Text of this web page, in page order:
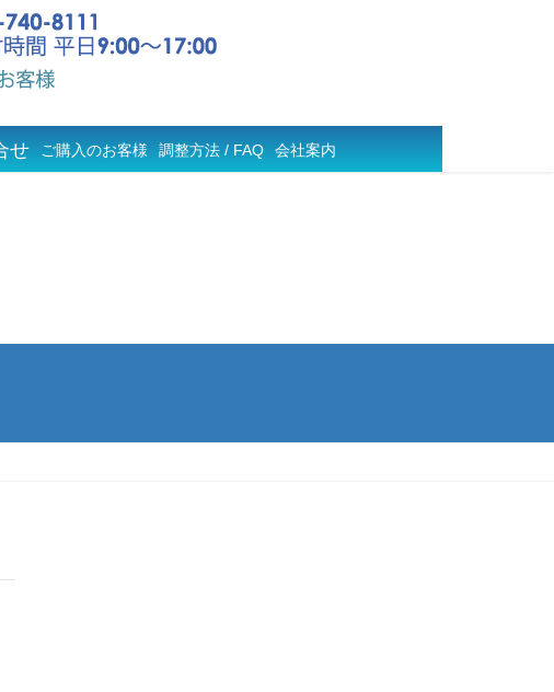
せ ご購入のお客様 調整方法 / FAQ 会社案内